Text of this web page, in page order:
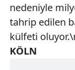
nedeniyle
tahrip edilen
külfeti
KÖLN